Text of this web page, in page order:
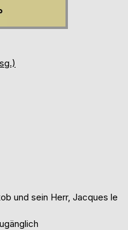
und sein Herr, Jacques le